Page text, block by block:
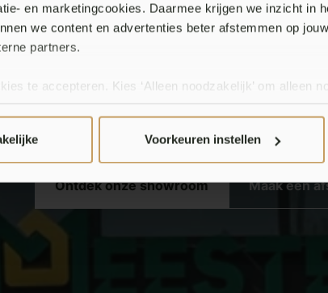
en marketingcookies. Daarmee krijgen we inzicht in
we content en advertenties beter afstemmen op
partners.
te accepteren. Kies ‘Alleen noodzakelijk’ om alleen
Voorkeuren instellen
zomaar
Ontdek onze showroom Maak een